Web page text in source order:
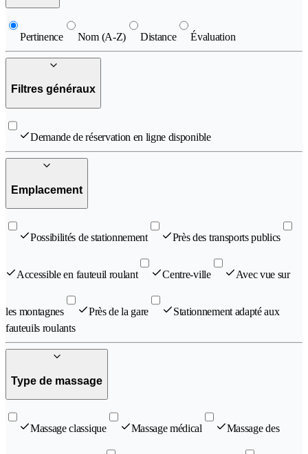
Pertinence Nom (A-Z) Distance Évaluation
Filtres généraux
Demande de réservation en ligne disponible
Emplacement
Possibilités de stationnement Près des transports publics
Accessible en fauteuil roulant Centre-ville Avec vue sur
les montagnes Près de la gare
Stationnement adapté aux
fauteuils roulants
Type de massage
Massage classique Massage médical Massage des